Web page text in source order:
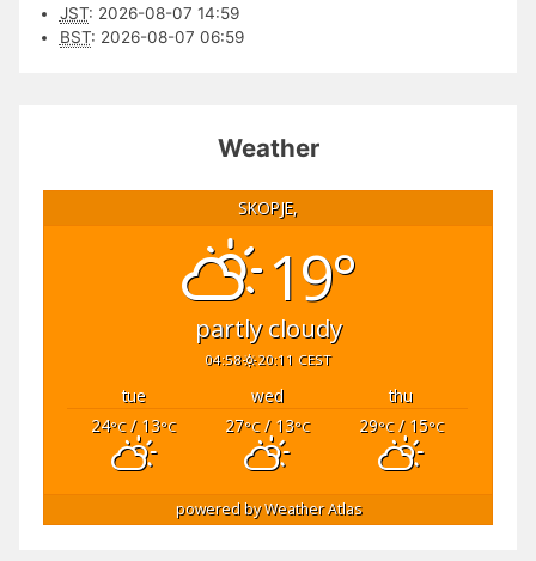
JST: 2026-08-07 14:59
BST: 2026-08-07 06:59
Weather
SKOPJE,
19°
partly cloudy
04:58 20:11 CEST
tue wed
thu
24°C/ 13°C 27°C/ 13°C 29°C/ 15°C
powered byWeather Atlas